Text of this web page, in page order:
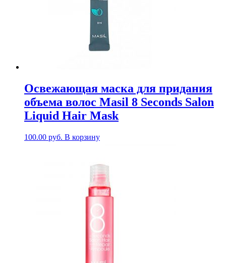
Освежающая маска для придания
объема волос Masil 8 Seconds Salon
Liquid Hair Mask
100.00 руб. В корзину